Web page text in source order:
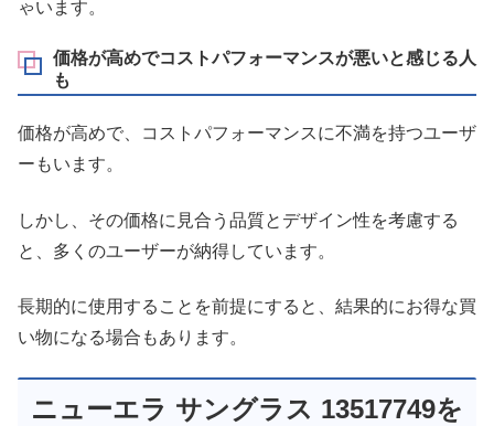
ゃいます。
価格が高めでコストパフォーマンスが悪いと感じる人
も
価格が高めで、コストパフォーマンスに不満を持つユーザ
ーもいます。
しかし、その価格に見合う品質とデザイン性を考慮する
と、多くのユーザーが納得しています。
長期的に使用することを前提にすると、結果的にお得な買
い物になる場合もあります。
ニューエラ サングラス 13517749を